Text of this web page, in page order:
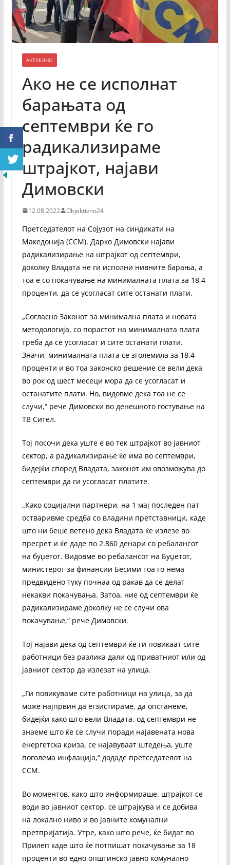
АКТУЕЛНО
Ако не се исполнат
барањата од
септември ќе го
радикализираме
штрајкот, најави
Димовски
12.08.2022 Objektivno24
Претседателот на Сојузот на синдикати на
Македонија (ССМ), Дарко Димовски најави
радикализирање на штрајкот од септември,
доколку Владата не ги исполни нивните барања, а
тоа е со покачување на минималната плата за 18,4
проценти, да се усогласат сите останати плати.
„Согласно Законот за минимална плата и новата
методологија, со порастот на минималната плата
треба да се усогласат и сите останати плати.
Значи, минималната плата се зголемила за 18,4
проценти и во тоа законско решение се вели дека
во рок од шест месеци мора да се усогласат и
останатите плати. Но, видовме дека тоа не се
случи,“ рече Димовски во денешното гостување на
ТВ Сител.
Тој посочи дека уште е во тек штрајкот во јавниот
сектор, а радикализирање ќе има во септември,
бидејќи според Владата, законот им овозможува до
септември да ги усогласат платите.
„Како социјални партнери, на 1 мај последен пат
остваривме средба со владини претставници, каде
што ни беше ветено дека Владата ќе излезе во
пресрет и ќе даде по 2.860 денари со ребалансот
на буџетот. Видовме во ребалансот на Буџетот,
министерот за финансии Бесими тоа го нема
предвидено туку почнаа од ракав да се делат
некакви покачувања. Затоа, ние од септември ќе
радикализираме доколку не се случи ова
покачување,“ рече Димовски.
Тој најави дека од септември ќе ги повикаат сите
работници без разлика дали од приватниот или од
јавниот сектор да излезат на улица.
„Ги повикуваме сите работници на улица, за да
може најпрвин да егзистираме, да опстанеме,
бидејќи како што вели Владата, од септември не
знаеме што ќе се случи поради најавената нова
енергетска криза, се најавуваат штедења, уште
поголема инфлација,“ додаде претседателот на
ССМ.
Во моментов, како што информираше, штрајкот се
води во јавниот сектор, се штрајкува и се добива
на локално ниво и во јавните комунални
претпријатија. Утре, како што рече, ќе бидат во
Прилеп каде што ќе потпишат покачување за 18
проценти во едно општинско јавно комунално